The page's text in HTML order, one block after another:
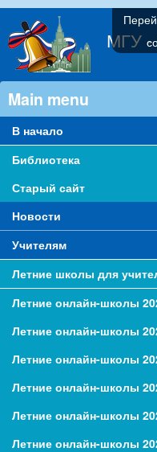
МГУ -
Main menu
В начало
Библиотека
Старый сайт
Новости
Учителям
Летние школы для
Летние онлайн-школы
Летние онлайн-школы
Летние онлайн-школы
Летние онлайн-школы
Летние онлайн-школы
Летние онлайн-школы